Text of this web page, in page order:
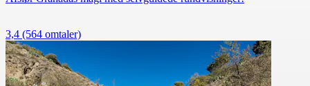
3,4 (564 omtaler)